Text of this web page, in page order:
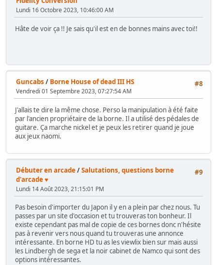
Lundi 16 Octobre 2023, 10:46:00 AM
Hâte de voir ça !! Je sais qu'il est en de bonnes mains avec toi!!
#8
Guncabs / Borne House of dead III HS
Vendredi 01 Septembre 2023, 07:27:54 AM
J'allais te dire la même chose. Perso la manipulation à été faite
par l'ancien propriétaire de la borne. Il a utilisé des pédales de
guitare. Ça marche nickel et je peux les retirer quand je joue
aux jeux naomi.
#9
Débuter en arcade/Salutations, questions borne
d'arcade ♥
Lundi 14 Août 2023, 21:15:01 PM
Pas besoin d'importer du Japon il y en a plein par chez nous. Tu
passes par un site d'occasion et tu trouveras ton bonheur. Il
existe cependant pas mal de copie de ces bornes donc n'hésite
pas à revenir vers nous quand tu trouveras une annonce
intéressante. En borne HD tu as les viewlix bien sur mais aussi
les Lindbergh de sega et la noir cabinet de Namco qui sont des
options intéressantes.